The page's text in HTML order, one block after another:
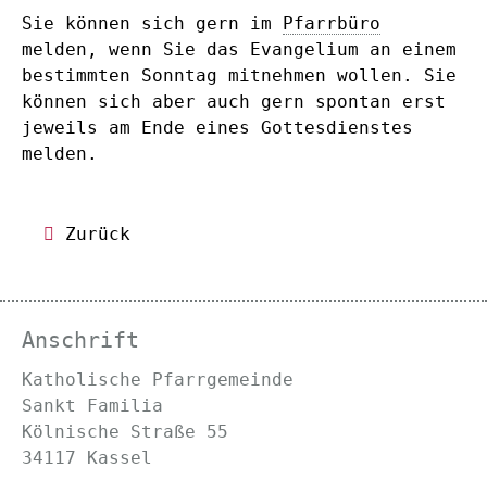
Sie können sich gern im Pfarrbüro
melden, wenn Sie das Evangelium an einem
bestimmten Sonntag mitnehmen wollen. Sie
können sich aber auch gern spontan erst
jeweils am Ende eines Gottesdienstes
melden.
Zurück
Anschrift
Katholische Pfarrgemeinde
Sankt Familia
Kölnische Straße 55
34117 Kassel